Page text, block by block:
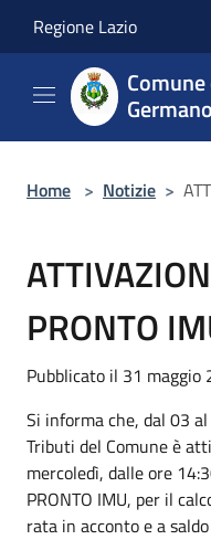
Regione Lazio
Germano
Home > Notizie >
PRONTO
Pubblicato il 31 maggio
Si informa che, dal 03
Tributi del Comune è
mercoledì, dalle ore
PRONTO IMU, per il
rata in acconto e a